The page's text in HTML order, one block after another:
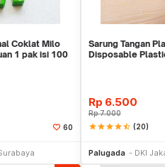
Coklat Milo
1 pak isi 100
60
Sarung Tangan
Disposable
Rp 6.500
Rp7.000
starstarstarstarstar_half (20)
Palugada DKI